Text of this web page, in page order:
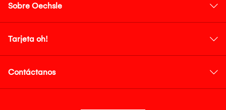
Sobre Oechsle
Tarjeta oh!
Contáctanos